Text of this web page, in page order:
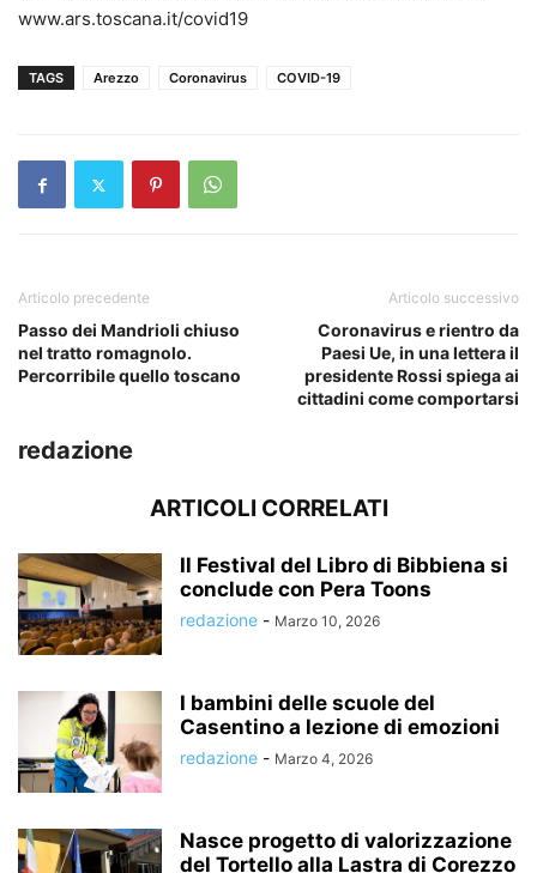
www.ars.toscana.it/covid19
TAGS Arezzo Coronavirus COVID-19
Articolo precedente
Passo dei Mandrioli chiuso
nel tratto romagnolo.
Percorribile quello toscano
Articolo successivo
Coronavirus e rientro da
Paesi Ue, in una lettera il
presidente Rossi spiega ai
cittadini come comportarsi
redazione
ARTICOLI CORRELATI
Il Festival del Libro di Bibbiena si
conclude con Pera Toons
redazione - Marzo 10, 2026
I bambini delle scuole del
Casentino a lezione di emozioni
redazione - Marzo 4, 2026
Nasce progetto di valorizzazione
del Tortello alla Lastra di Corezzo